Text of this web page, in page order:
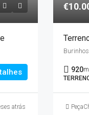
atrás
920